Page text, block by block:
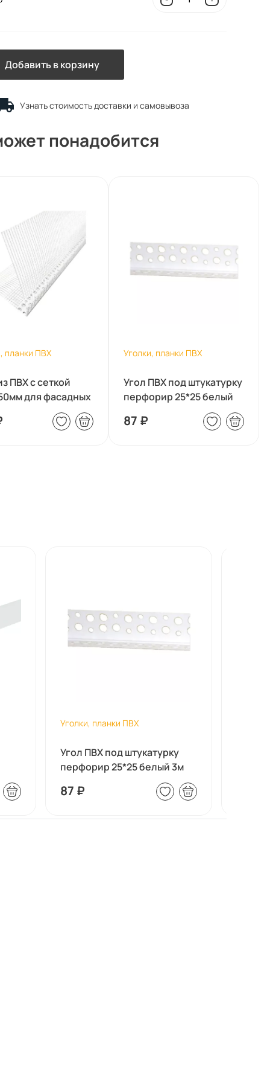
Добавить в корзину
Узнать стоимость доставки и самовывоза
понадобится
планки ПВХ
ПВХ с сеткой
для фасадных
Уголки, планки ПВХ
Угол ПВХ под штукатурку
перфорир 25*25 белый
87 ₽
Уголки, планки ПВХ
Угол ПВХ под штукатурку
перфорир 25*25 белый 3м
87 ₽